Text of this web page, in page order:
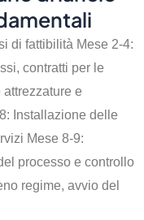
di fattibilità Mese 2-4:
contratti per le
e
Installazione delle
Mese 8-9:
processo e controllo
regime, avvio del